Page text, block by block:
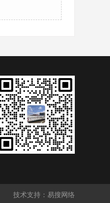
技术支持：易搜网络